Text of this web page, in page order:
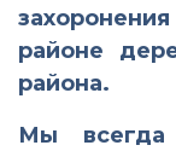
районе
района.
Мы